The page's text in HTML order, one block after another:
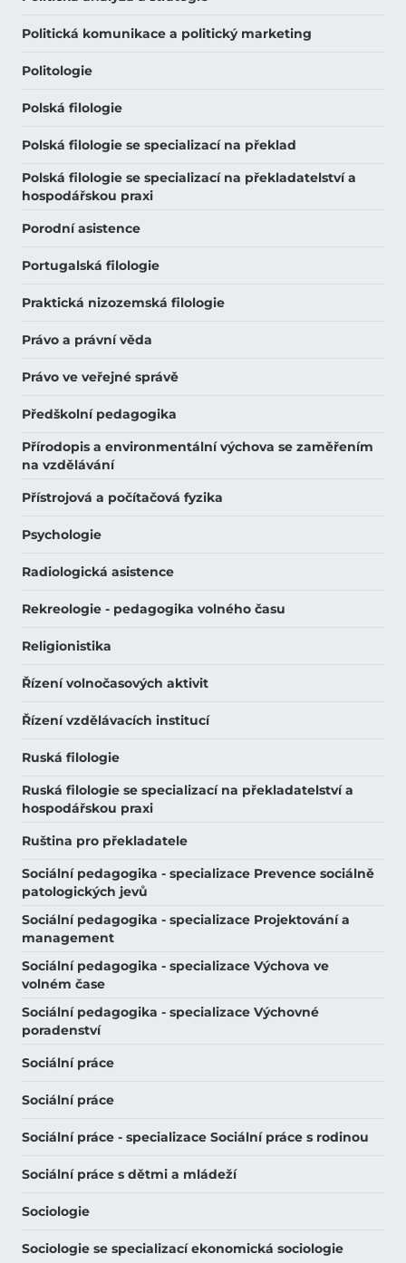
Politická komunikace a politický marketing
Politologie
Polská filologie
Polská filologie se specializací na překlad
Polská filologie se specializací na překladatelství a
hospodářskou praxi
Porodní asistence
Portugalská filologie
Praktická nizozemská filologie
Právo a právní věda
Právo ve veřejné správě
Předškolní pedagogika
Přírodopis a environmentální výchova se zaměřením
na vzdělávání
Přístrojová a počítačová fyzika
Psychologie
Radiologická asistence
Rekreologie - pedagogika volného času
Religionistika
Řízení volnočasových aktivit
Řízení vzdělávacích institucí
Ruská filologie
Ruská filologie se specializací na překladatelství a
hospodářskou praxi
Ruština pro překladatele
Sociální pedagogika - specializace Prevence sociálně
patologických jevů
Sociální pedagogika - specializace Projektování a
management
Sociální pedagogika - specializace Výchova ve
volném čase
Sociální pedagogika - specializace Výchovné
poradenství
Sociální práce
Sociální práce
Sociální práce - specializace Sociální práce s rodinou
Sociální práce s dětmi a mládeží
Sociologie
Sociologie se specializací ekonomická sociologie